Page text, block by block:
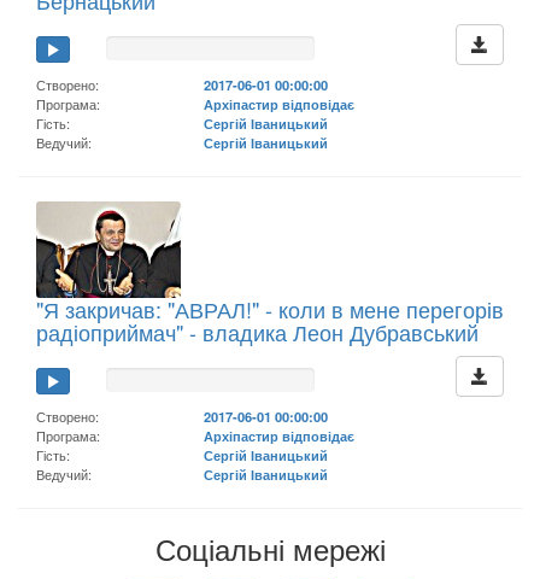
Створено:
2017-06-01 00:00:00
Програма:
Архіпастир відповідає
Гість:
Сергій Іваницький
Ведучий:
Сергій Іваницький
"Я закричав: "АВРАЛ!" - коли в мене перегорів
радіоприймач" - владика Леон Дубравський
Створено:
2017-06-01 00:00:00
Програма:
Архіпастир відповідає
Гість:
Сергій Іваницький
Ведучий:
Сергій Іваницький
Соціальні мережі